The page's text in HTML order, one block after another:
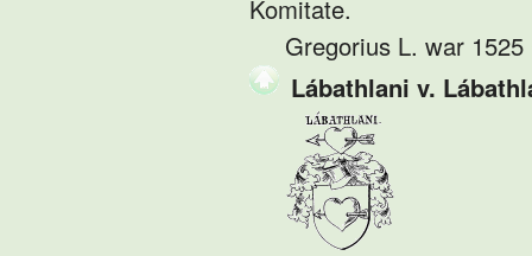
Komitate.
Gregorius L. war
Lábathlani v.